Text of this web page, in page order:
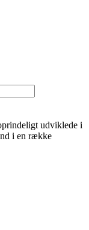
udviklede i
i en række